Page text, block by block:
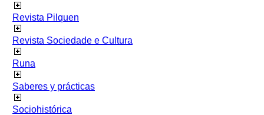
Revista Pilquen
Revista Sociedade e Cultura
Runa
Saberes y prácticas
Sociohistórica